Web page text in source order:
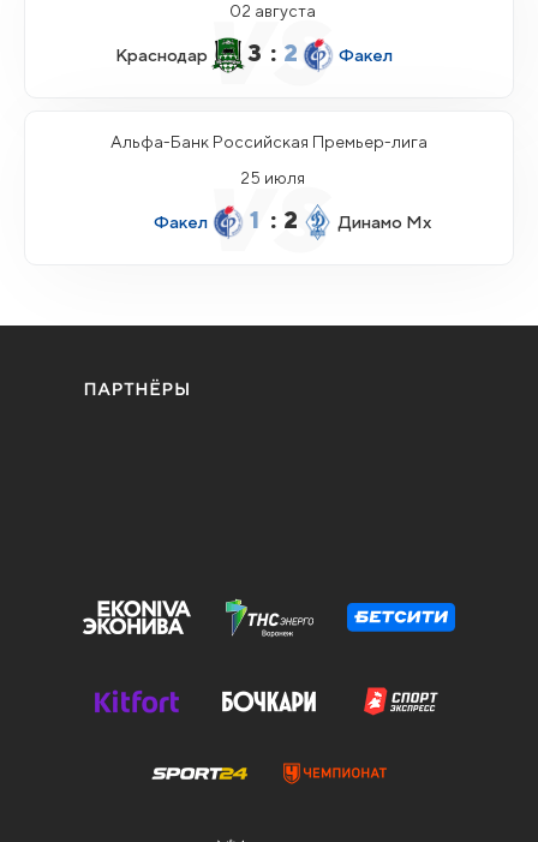
02 августа
Краснодар 3 : 2 Факел
Альфа-Банк Российская Премьер-лига
25 июля
Факел 1 : 2 Динамо Мх